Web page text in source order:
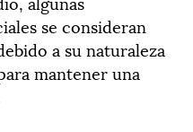
se consideran
a su naturaleza
mantener una